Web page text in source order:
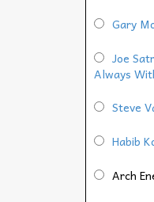
Gary
Joe
Always
Steve
Habib
Arch